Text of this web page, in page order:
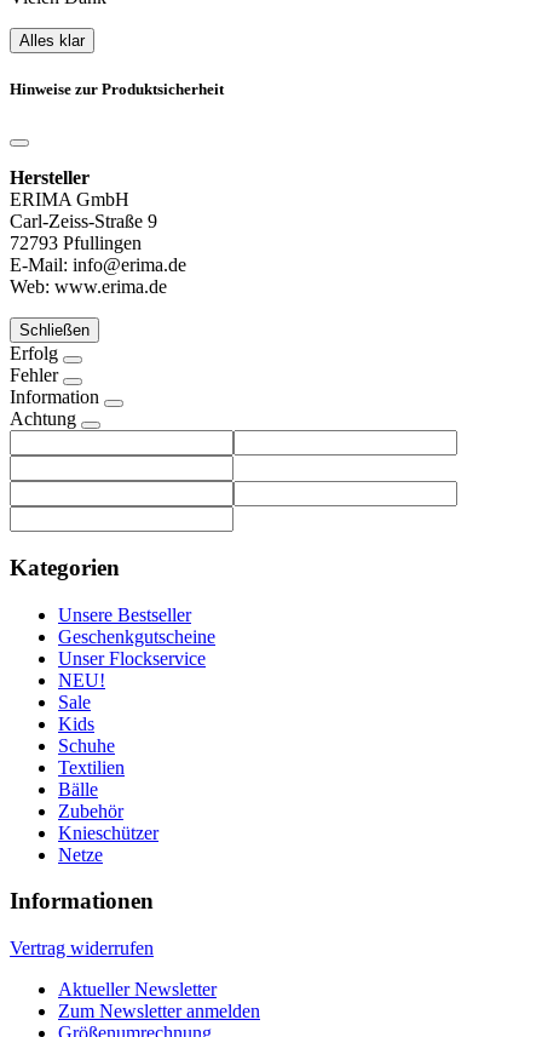
Alles klar
Hinweise zur Produktsicherheit
Hersteller
ERIMA GmbH
Carl-Zeiss-Straße 9
72793 Pfullingen
E-Mail: info@erima.de
Web: www.erima.de
Schließen
Erfolg
Fehler
Information
Achtung
Kategorien
Unsere Bestseller
Geschenkgutscheine
Unser Flockservice
NEU!
Sale
Kids
Schuhe
Textilien
Bälle
Zubehör
Knieschützer
Netze
Informationen
Vertrag widerrufen
Aktueller Newsletter
Zum Newsletter anmelden
Größenumrechnung